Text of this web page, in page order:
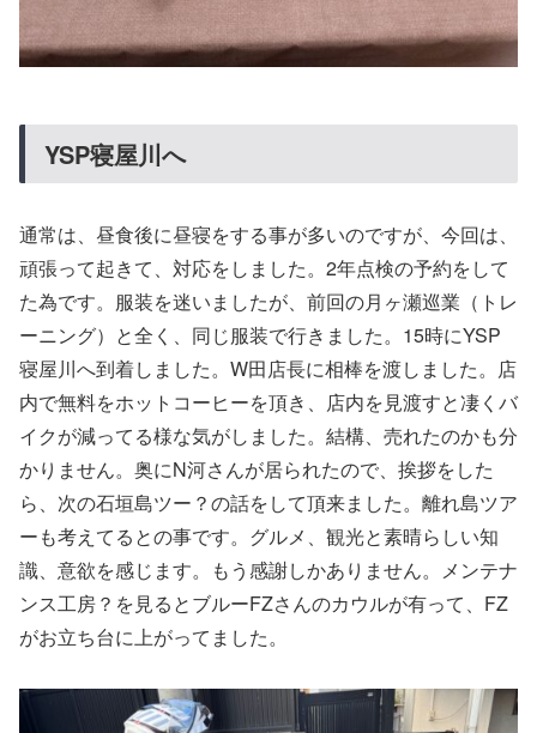
YSP寝屋川へ
通常は、昼食後に昼寝をする事が多いのですが、今回は、
頑張って起きて、対応をしました。2年点検の予約をして
た為です。服装を迷いましたが、前回の月ヶ瀬巡業（トレ
ーニング）と全く、同じ服装で行きました。15時にYSP
寝屋川へ到着しました。W田店長に相棒を渡しました。店
内で無料をホットコーヒーを頂き、店内を見渡すと凄くバ
イクが減ってる様な気がしました。結構、売れたのかも分
かりません。奥にN河さんが居られたので、挨拶をした
ら、次の石垣島ツー？の話をして頂来ました。離れ島ツア
ーも考えてるとの事です。グルメ、観光と素晴らしい知
識、意欲を感じます。もう感謝しかありません。メンテナ
ンス工房？を見るとブルーFZさんのカウルが有って、FZ
がお立ち台に上がってました。